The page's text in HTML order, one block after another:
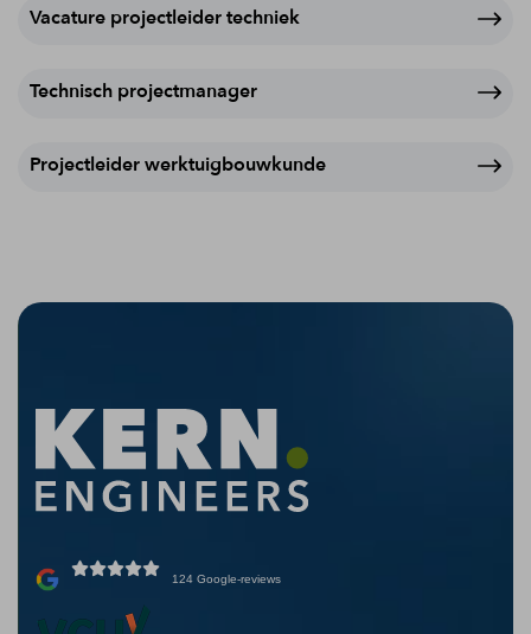
Vacature projectleider techniek
Technisch projectmanager
Projectleider werktuigbouwkunde
124 Google-reviews